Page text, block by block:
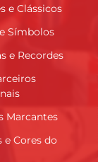
e Clássicos
Símbolos
e Recordes
Marcantes
e Cores do